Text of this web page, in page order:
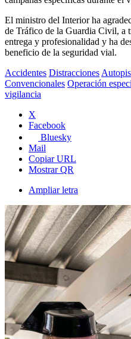
El ministro del Interior ha
de Tráfico de la Guardia Civil, a
entrega y profesionalidad y ha
beneficio de la seguridad vial.
Accidentes Distracciones
Convencionales Operación
vigilancia
X
Facebook
Bluesky
Mail
Copiar URL
Mostrar QR
Ampliar letra